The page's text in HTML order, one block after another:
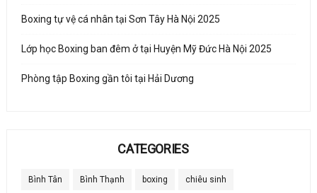
Boxing tự vệ cá nhân tại Sơn Tây Hà Nội 2025
Lớp học Boxing ban đêm ở tại Huyện Mỹ Đức Hà Nội 2025
Phòng tập Boxing gần tôi tại Hải Dương
CATEGORIES
Bình Tân Bình Thạnh boxing chiêu sinh